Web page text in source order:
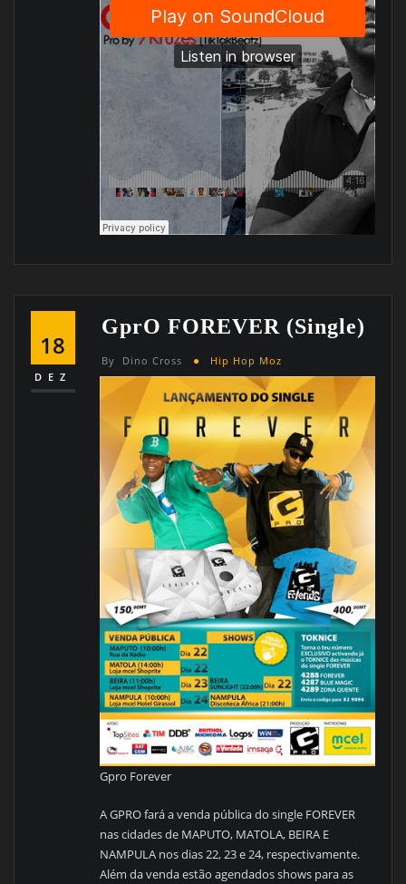
18
DEZ
GprO FOREVER (Single)
By Dino Cross Hip Hop Moz
Gpro Forever
A GPRO fará a venda pública do single FOREVER
nas cidades de MAPUTO, MATOLA, BEIRA E
NAMPULA nos dias 22, 23 e 24, respectivamente.
Além da venda estão agendados shows para as